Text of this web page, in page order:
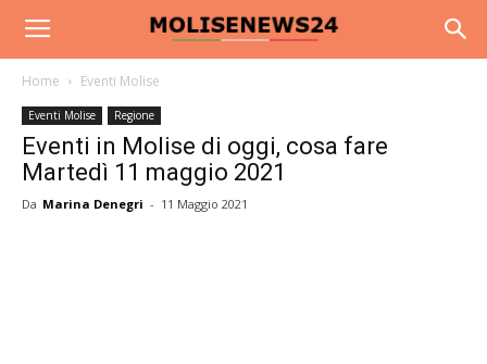
Home Eventi Molise
Eventi Molise Regione
Eventi in Molise di oggi, cosa fare
Martedì 11 maggio 2021
Da Marina Denegri - 11 Maggio 2021